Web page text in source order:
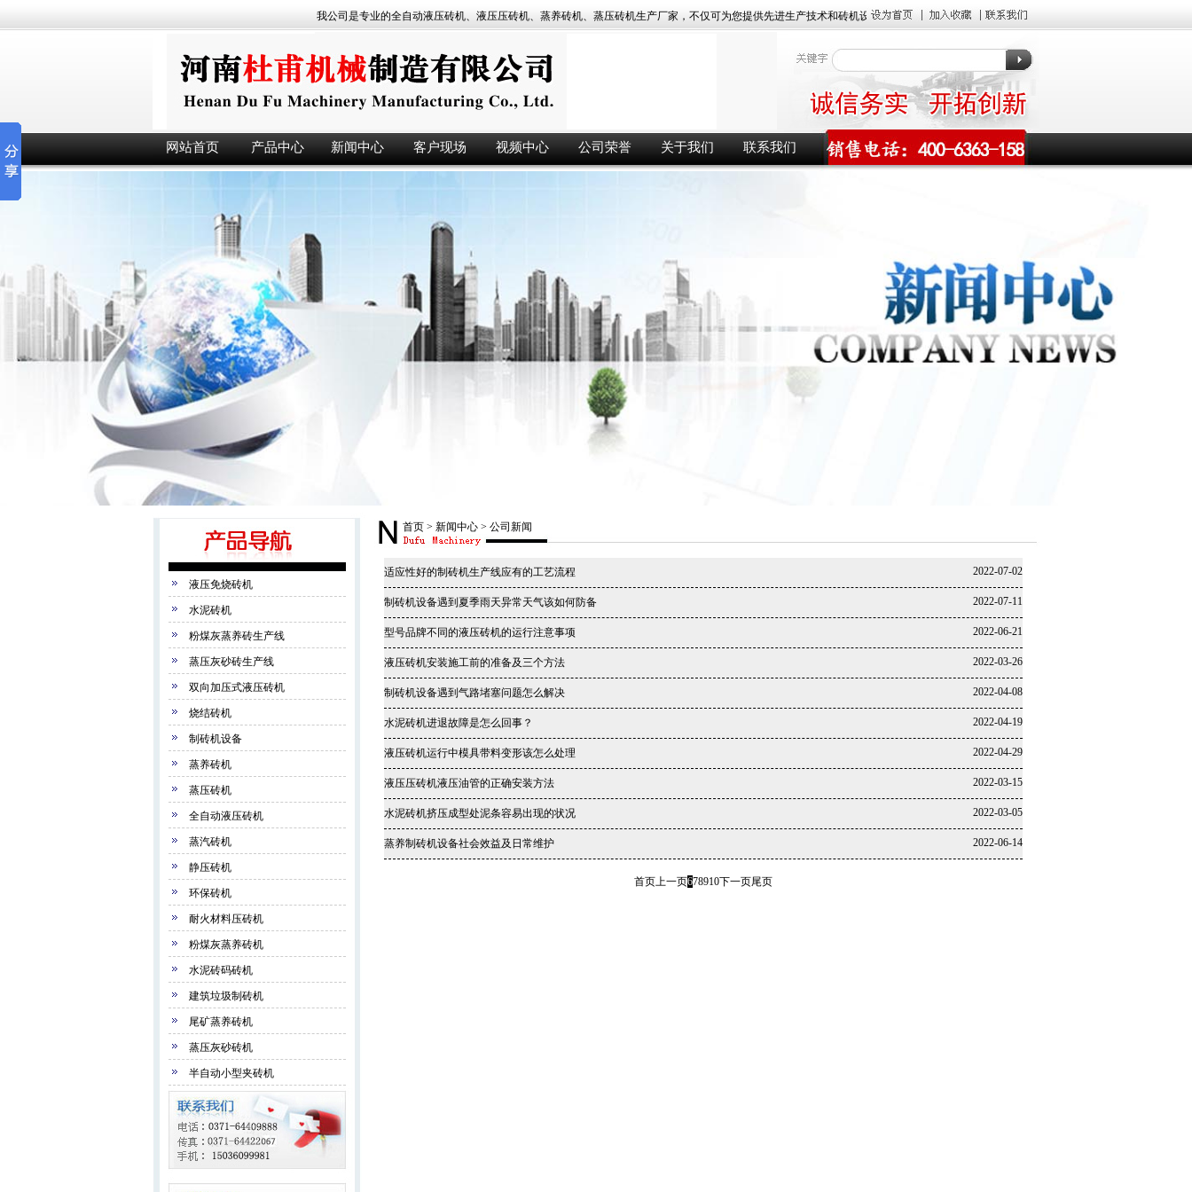
我公司是专业的全自动液压砖机、液压压砖机、蒸养砖机、蒸压砖机生产厂家，不仅可为您提供先进生产技术和砖机设备,还提供完善的生产工艺和周到的售后服务,如需了解设备价格、型号
网站首页 产品中心 新闻中心 客户现场 视频中心 公司荣誉 关于我们 联系我们
液压免烧砖机
水泥砖机
粉煤灰蒸养砖生产线
蒸压灰砂砖生产线
双向加压式液压砖机
烧结砖机
制砖机设备
蒸养砖机
蒸压砖机
全自动液压砖机
蒸汽砖机
静压砖机
环保砖机
耐火材料压砖机
粉煤灰蒸养砖机
水泥砖码砖机
建筑垃圾制砖机
尾矿蒸养砖机
蒸压灰砂砖机
半自动小型夹砖机
首页 > 新闻中心 > 公司新闻
2022-07-02
适应性好的制砖机生产线应有的工艺流程
2022-07-11
制砖机设备遇到夏季雨天异常天气该如何防备
2022-06-21
型号品牌不同的液压砖机的运行注意事项
2022-03-26
液压砖机安装施工前的准备及三个方法
2022-04-08
制砖机设备遇到气路堵塞问题怎么解决
2022-04-19
水泥砖机进退故障是怎么回事？
2022-04-29
液压砖机运行中模具带料变形该怎么处理
2022-03-15
液压压砖机液压油管的正确安装方法
2022-03-05
水泥砖机挤压成型处泥条容易出现的状况
2022-06-14
蒸养制砖机设备社会效益及日常维护
首页上一页678910下一页尾页